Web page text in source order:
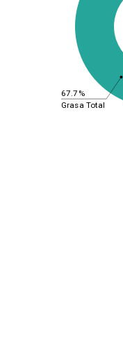
67.7%
Grasa Total